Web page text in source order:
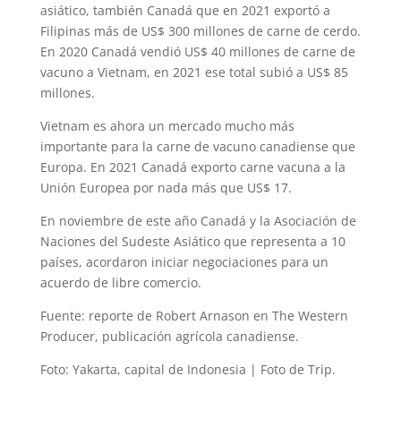
asiático, también Canadá que en 2021 exportó a
Filipinas más de US$ 300 millones de carne de cerdo.
En 2020 Canadá vendió US$ 40 millones de carne de
vacuno a Vietnam, en 2021 ese total subió a US$ 85
millones.
Vietnam es ahora un mercado mucho más
importante para la carne de vacuno canadiense que
Europa. En 2021 Canadá exporto carne vacuna a la
Unión Europea por nada más que US$ 17.
En noviembre de este año Canadá y la Asociación de
Naciones del Sudeste Asiático que representa a 10
países, acordaron iniciar negociaciones para un
acuerdo de libre comercio.
Fuente: reporte de Robert Arnason en The Western
Producer, publicación agrícola canadiense.
Foto: Yakarta, capital de Indonesia | Foto de Trip.